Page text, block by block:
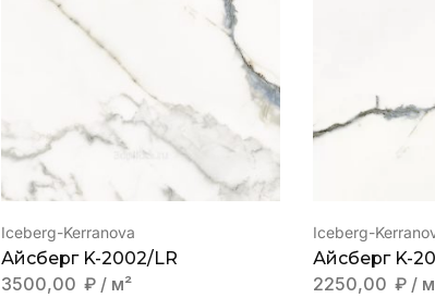
Iceberg-Kerranova
Айсберг K-2002/LR
3500,00 ₽ / м²
Iceberg-
Айсберг K-
2250,00 ₽ /